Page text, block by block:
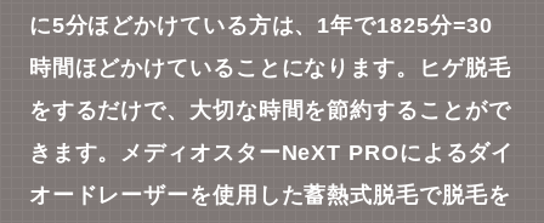
に5分ほどかけている方は、1年で1825分=30
時間ほどかけていることになります。ヒゲ脱毛
をするだけで、大切な時間を節約することがで
きます。メディオスターNeXT PROによるダイ
オードレーザーを使用した蓄熱式脱毛で脱毛を